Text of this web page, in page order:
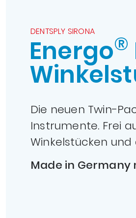
DENTSPLY SIRONA
Energo®
Die neuen Twin-
Instrumente. Frei
Winkelstücken und
Made in Germany